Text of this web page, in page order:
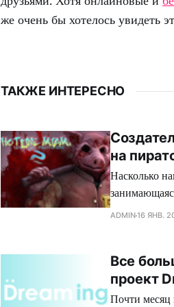
же очень бы хотелось увидеть
ТАКЖЕ ИНТЕРЕСНО
на
Насколько
производит
зеленного
коллектива
ADMIN16 ЯНВ.
Все
проект
Почти